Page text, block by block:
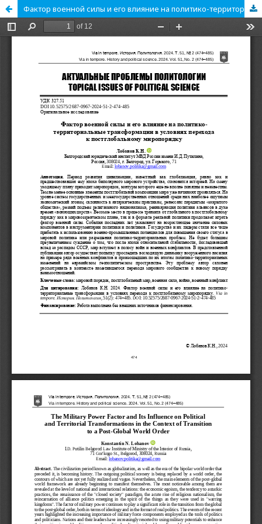
Фактор военной силы и его влияние на политико-территориальные трансформации в условиях перехода к постглобальному миропорядку